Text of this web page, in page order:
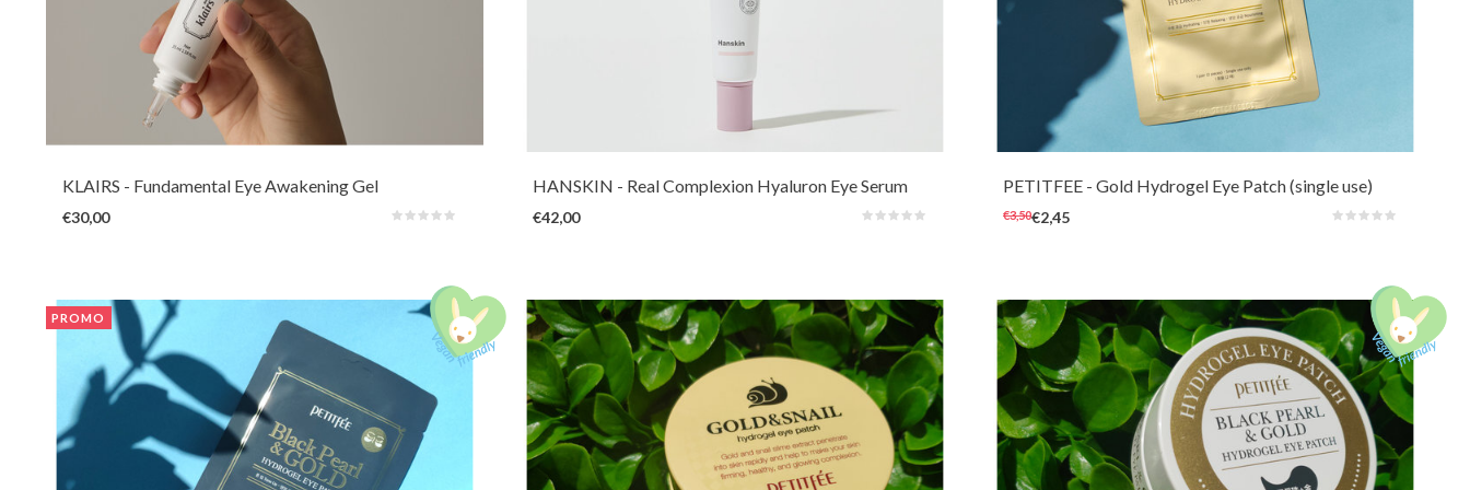
Een verkoelende en verfrissende lichtgewicht serum-gelformule met
cafeïne, rode bonen, groene thee en peptiden om wallen en donkere
kringen te verminderen en tegelijkertijd hydratatie en
antioxidantbescherming voor de ogen te bieden.
KLAIRS - Fundamental Eye Awakening Gel
€30,00
Masseer de wallen weg met de verkoelende metalen applicator terwijl de
verkoelt, hyrateerd en fijne lijntjes vult voor een egale blik.
HANSKIN - Real Complexion Hyaluron Eye Serum
€42,00
Voedende en kalmerende hydrogel eye patches voor een boost rondom de
ogen. Verzorg de huid rondom de ogen met revitaliserende 24k Goud
(1ppm), Collageen, Ginseng en Swallow's nest extract.
PETITFEE - Gold Hydrogel Eye Patch (single use)
€3,50€2,45
PROMO